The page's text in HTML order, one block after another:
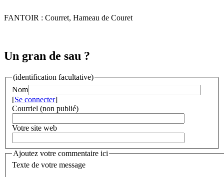
FANTOIR : Courret, Hameau de Couret
Un gran de sau ?
(identification facultative)
Nom
[Se connecter]
Courriel (non publié)
Votre site web
Ajoutez votre commentaire ici
Texte de votre message